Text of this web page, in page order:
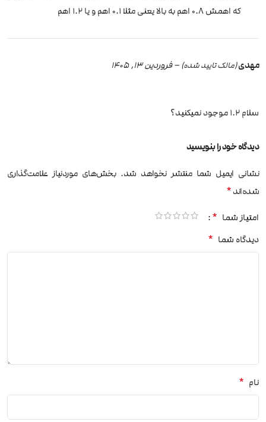
که اهمش 0.8 اهم به بالا یعنی مثلا 0.1 اهم و یا 1.2 اهم
مهدی(مالک تایید شده) – فروردین 13, 1405
سلام 1.2 موجود نمیکنید؟
دیدگاه خود را بنویسید
نشانی ایمیل شما منتشر نخواهد شد. بخش‌های موردنیاز علامت‌گذاری
شده‌اند*
امتیاز شما *
دیدگاه شما *
نام *